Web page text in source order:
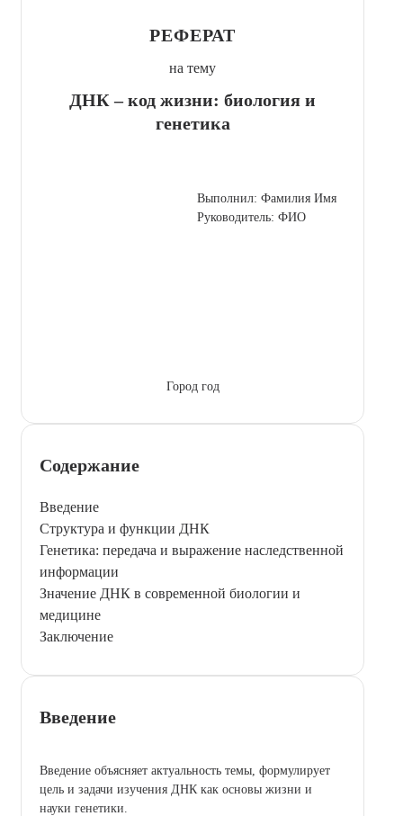
РЕФЕРАТ
на тему
ДНК – код жизни: биология и
генетика
Выполнил: Фамилия Имя
Руководитель: ФИО
Город год
Содержание
Введение
Структура и функции ДНК
Генетика: передача и выражение наследственной
информации
Значение ДНК в современной биологии и
медицине
Заключение
Введение
Введение объясняет актуальность темы, формулирует
цель и задачи изучения ДНК как основы жизни и
науки генетики.